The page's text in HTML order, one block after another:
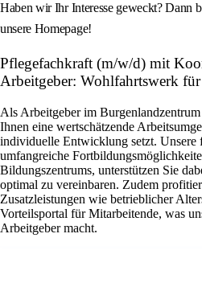
Haben wir Ihr Interesse geweckt? Dann
unsere Homepage!
Pflegefachkraft (m/w/d) mit
Arbeitgeber: Wohlfahrtswerk
Als Arbeitgeber im
Ihnen eine wertschätzende
individuelle Entwicklung setzt. Unsere
umfangreiche
Bildungszentrums, unterstützen Sie
optimal zu vereinbaren. Zudem
Zusatzleistungen wie betrieblicher
Vorteilsportal für Mitarbeitende, was
Arbeitgeber macht.